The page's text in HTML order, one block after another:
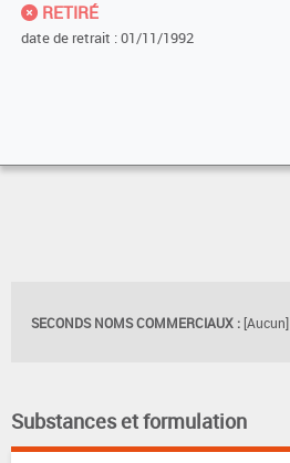
RETIRÉ
date de retrait : 01/11/1992
SECONDS NOMS COMMERCIAUX : [Aucun]
Substances et formulation